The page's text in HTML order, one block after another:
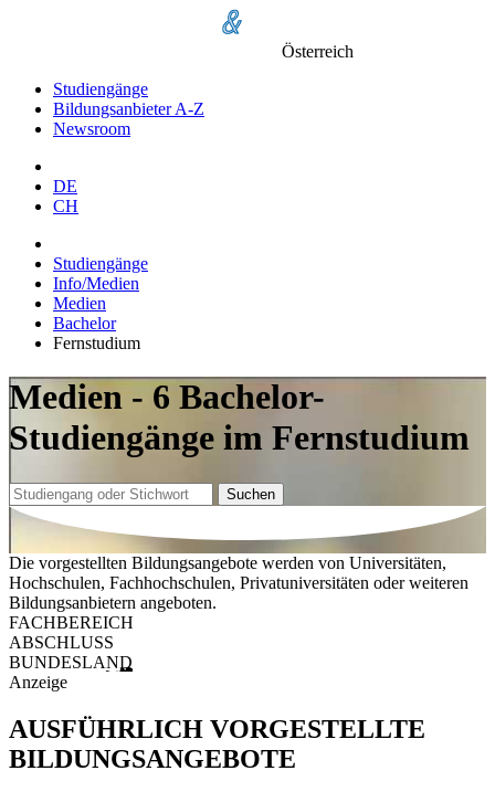
Österreich
Studiengänge
Bildungsanbieter A-Z
Newsroom
DE
CH
Studiengänge
Info/Medien
Medien
Bachelor
Fernstudium
Medien - 6 Bachelor-
Studiengänge im Fernstudium
Suchen
Die vorgestellten Bildungsangebote werden von Universitäten,
Hochschulen, Fachhochschulen, Privatuniversitäten oder weiteren
Bildungsanbietern angeboten.
FACHBEREICH
ABSCHLUSS
BUNDESLAND
Anzeige
AUSFÜHRLICH VORGESTELLTE
BILDUNGSANGEBOTE